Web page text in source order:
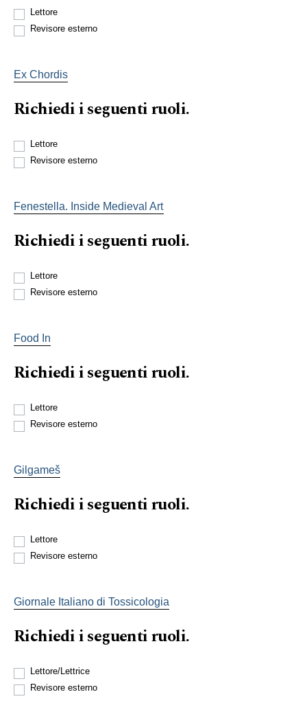
Lettore
Revisore esterno
Ex Chordis
Richiedi i seguenti ruoli.
Lettore
Revisore esterno
Fenestella. Inside Medieval Art
Richiedi i seguenti ruoli.
Lettore
Revisore esterno
Food In
Richiedi i seguenti ruoli.
Lettore
Revisore esterno
Gilgameš
Richiedi i seguenti ruoli.
Lettore
Revisore esterno
Giornale Italiano di Tossicologia
Richiedi i seguenti ruoli.
Lettore/Lettrice
Revisore esterno